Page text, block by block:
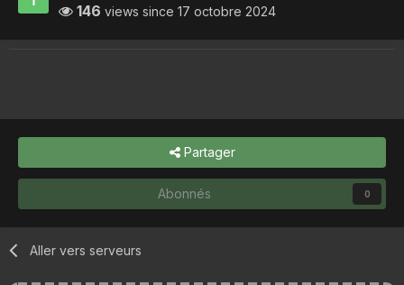
146 views since 17 octobre 2024
Partager
Abonnés 0
Aller vers serveurs